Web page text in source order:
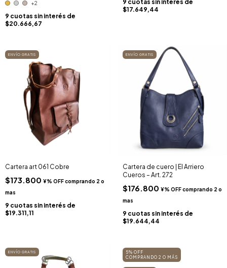
+2
9 cuotas sin interés de
$20.666,67
9 cuotas sin interés de
$17.649,44
ENVÍO GRATIS
Cartera art 061 Cobre
$173.800
9 cuotas sin interés de
$19.311,11
ENVÍO GRATIS
Cartera de cuero | El Arriero
Cueros – Art. 272
$176.800
9 cuotas sin interés de
$19.644,44
ENVÍO GRATIS
5% OFF
COMPRANDO 2 O MÁS